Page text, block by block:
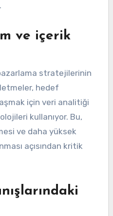
ve içerik
stratejilerinin
hedef
için veri analitiği
kullanıyor. Bu,
ve daha yüksek
açısından kritik